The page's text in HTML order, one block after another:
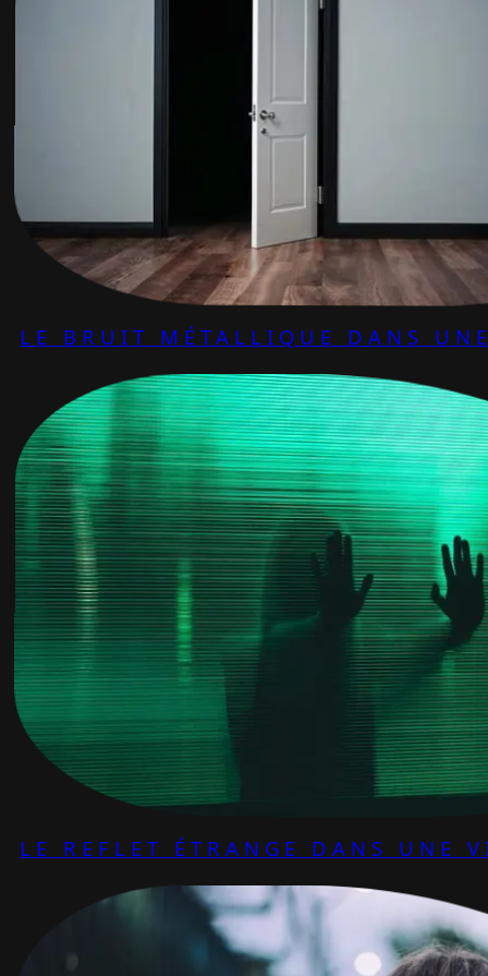
LE BRUIT MÉTALLIQUE DANS
LE REFLET ÉTRANGE DANS UNE